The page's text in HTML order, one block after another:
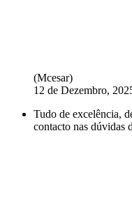
(Mcesar)
12 de Dezembro,
Tudo de excelência,
contacto nas dúvidas